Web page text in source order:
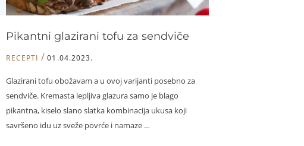
Pikantni glazirani tofu za sendviče
RECEPTI /01.04.2023.
Glazirani tofu obožavam a u ovoj varijanti posebno za
sendviče. Kremasta lepljiva glazura samo je blago
pikantna, kiselo slano slatka kombinacija ukusa koji
savršeno idu uz sveže povrće i namaze …